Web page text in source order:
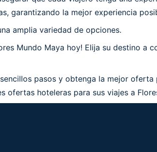
garantizando la mejor experiencia
amplia variedad de opciones.
Mundo Maya hoy! Elija su destino a
pasos y obtenga la mejor
ofertas hoteleras para sus viajes a